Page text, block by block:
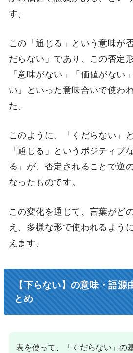
す。
この「通じる」という意味が
だらない」であり、この否定
「意味がない」「価値がない
い」といった意味合いで使わ
た。
このように、「くだらない」
「通じる」というポジティブ
る」が、否定されることで逆
なったものです。
この変化を通じて、言葉がど
え、多様な形で使われるよう
えます。
【下らない】の意味・語源
とめ
表を使って、「くだらない」の